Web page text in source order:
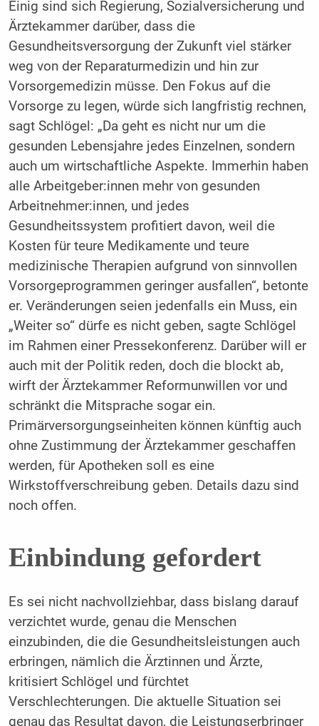
Einig sind sich Regierung, Sozialversicherung und
Ärztekammer darüber, dass die
Gesundheitsversorgung der Zukunft viel stärker
weg von der Reparaturmedizin und hin zur
Vorsorgemedizin müsse. Den Fokus auf die
Vorsorge zu legen, würde sich langfristig rechnen,
sagt Schlögel: „Da geht es nicht nur um die
gesunden Lebensjahre jedes Einzelnen, sondern
auch um wirtschaftliche Aspekte. Immerhin haben
alle Arbeitgeber:innen mehr von gesunden
Arbeitnehmer:innen, und jedes
Gesundheitssystem profitiert davon, weil die
Kosten für teure Medikamente und teure
medizinische Therapien aufgrund von sinnvollen
Vorsorgeprogrammen geringer ausfallen“, betonte
er. Veränderungen seien jedenfalls ein Muss, ein
„Weiter so“ dürfe es nicht geben, sagte Schlögel
im Rahmen einer Pressekonferenz. Darüber will er
auch mit der Politik reden, doch die blockt ab,
wirft der Ärztekammer Reformunwillen vor und
schränkt die Mitsprache sogar ein.
Primärversorgungseinheiten können künftig auch
ohne Zustimmung der Ärztekammer geschaffen
werden, für Apotheken soll es eine
Wirkstoffverschreibung geben. Details dazu sind
noch offen.
Einbindung gefordert
Es sei nicht nachvollziehbar, dass bislang darauf
verzichtet wurde, genau die Menschen
einzubinden, die die Gesundheitsleistungen auch
erbringen, nämlich die Ärztinnen und Ärzte,
kritisiert Schlögel und fürchtet
Verschlechterungen. Die aktuelle Situation sei
genau das Resultat davon, die Leistungserbringer